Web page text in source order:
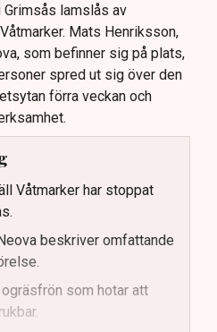
lamslås av
Mats Henriksson,
som befinner sig på plats,
spred ut sig över den
förra veckan och
Våtmarker har stoppat
beskriver omfattande
som hotar att